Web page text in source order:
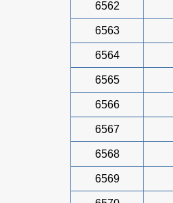
6562
6563
6564
6565
6566
6567
6568
6569